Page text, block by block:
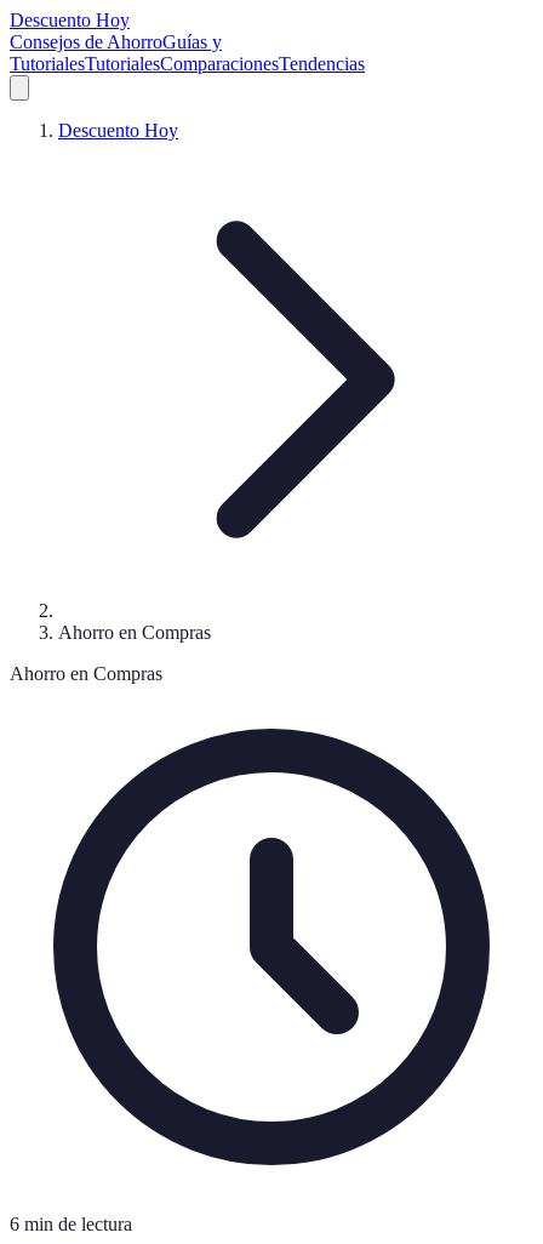
Descuento Hoy
Consejos de AhorroGuías y
TutorialesTutorialesComparacionesTendencias
Descuento Hoy
Ahorro en Compras
Ahorro en Compras
6 min de lectura